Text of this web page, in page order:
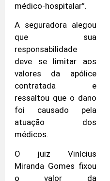
médico-hospitalar”.
A seguradora alegou
que sua
responsabilidade
deve se limitar aos
valores da apólice
contratada e
ressaltou que o dano
foi causado pela
atuação dos
médicos.
O juiz Vinícius
Miranda Gomes fixou
o valor da